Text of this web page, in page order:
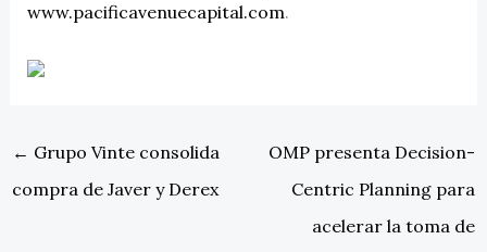
www.pacificavenuecapital.com.
← Grupo Vinte consolida
compra de Javer y Derex
OMP presenta Decision-
Centric Planning para
acelerar la toma de